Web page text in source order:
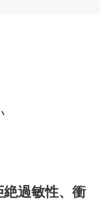
絶過敏性、衝